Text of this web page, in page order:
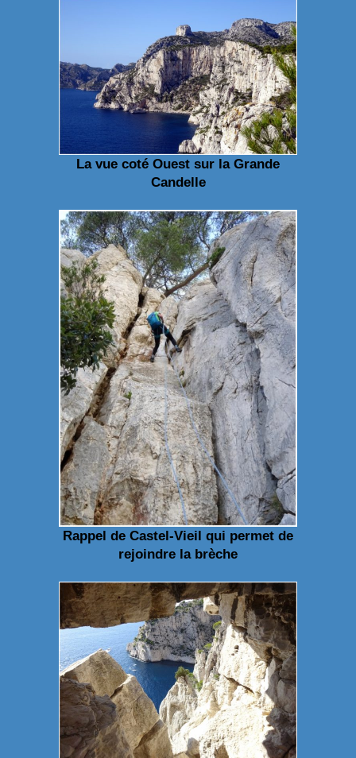
La vue coté Ouest sur la Grande
Candelle
Rappel de Castel-Vieil qui permet de
rejoindre la brèche